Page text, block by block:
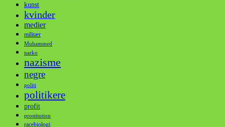
kunst
kvinder
medier
militær
Muhammed
narko
nazisme
negre
politi
politikere
profit
prostitution
racebiologi